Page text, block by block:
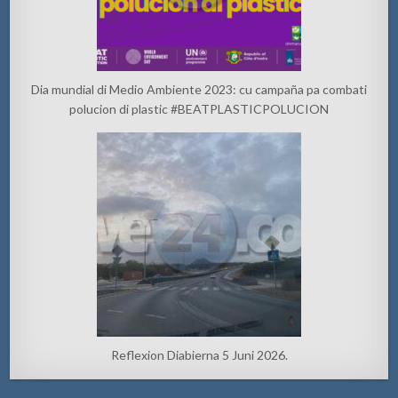
Dia mundial di Medio Ambiente 2023: cu campaña pa combati
polucion di plastic #BEATPLASTICPOLUCION
Reflexion Diabierna 5 Juni 2026.